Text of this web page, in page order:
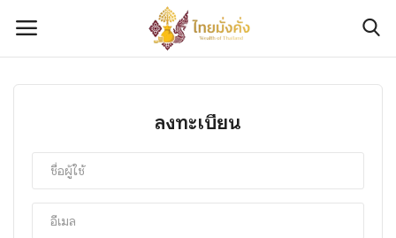
ติดต่อเรา
เกี่ยวกับเรา
ลงทะเบียน